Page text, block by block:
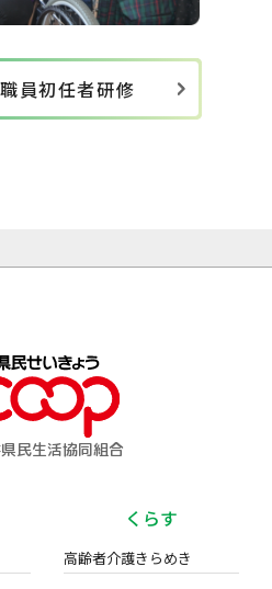
員初任者研修
民生活協同組合
くらす
高齢者介護きらめき